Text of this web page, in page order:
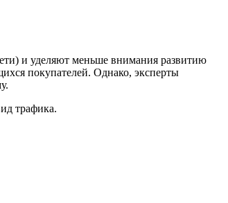
и уделяют меньше внимания развитию
покупателей. Однако, эксперты
трафика.